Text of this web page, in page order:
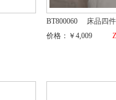
BT800060
床品四
价格：￥4,009